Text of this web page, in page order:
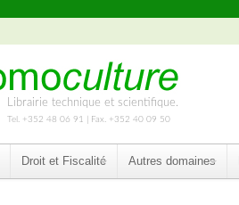
Librairie technique et scientifique.
Tel. +352 48 06 91 | Fax. +352 40 09 50
Droit et Fiscalité Autres domaines